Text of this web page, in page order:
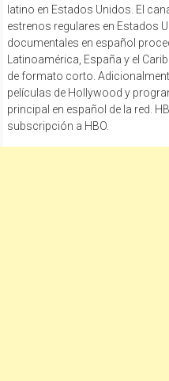
latino en Estados Unidos. El
estrenos regulares en Estados
documentales en español
Latinoamérica, España y el
de formato corto.
películas de Hollywood y
principal en español de la red.
subscripción a HBO.